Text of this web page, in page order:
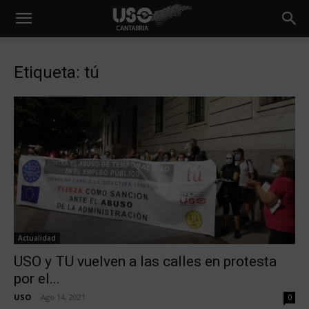
Etiqueta: tú
Actualidad
USO y TU vuelven a las calles en protesta
por el...
USO Ago 14, 2021 0